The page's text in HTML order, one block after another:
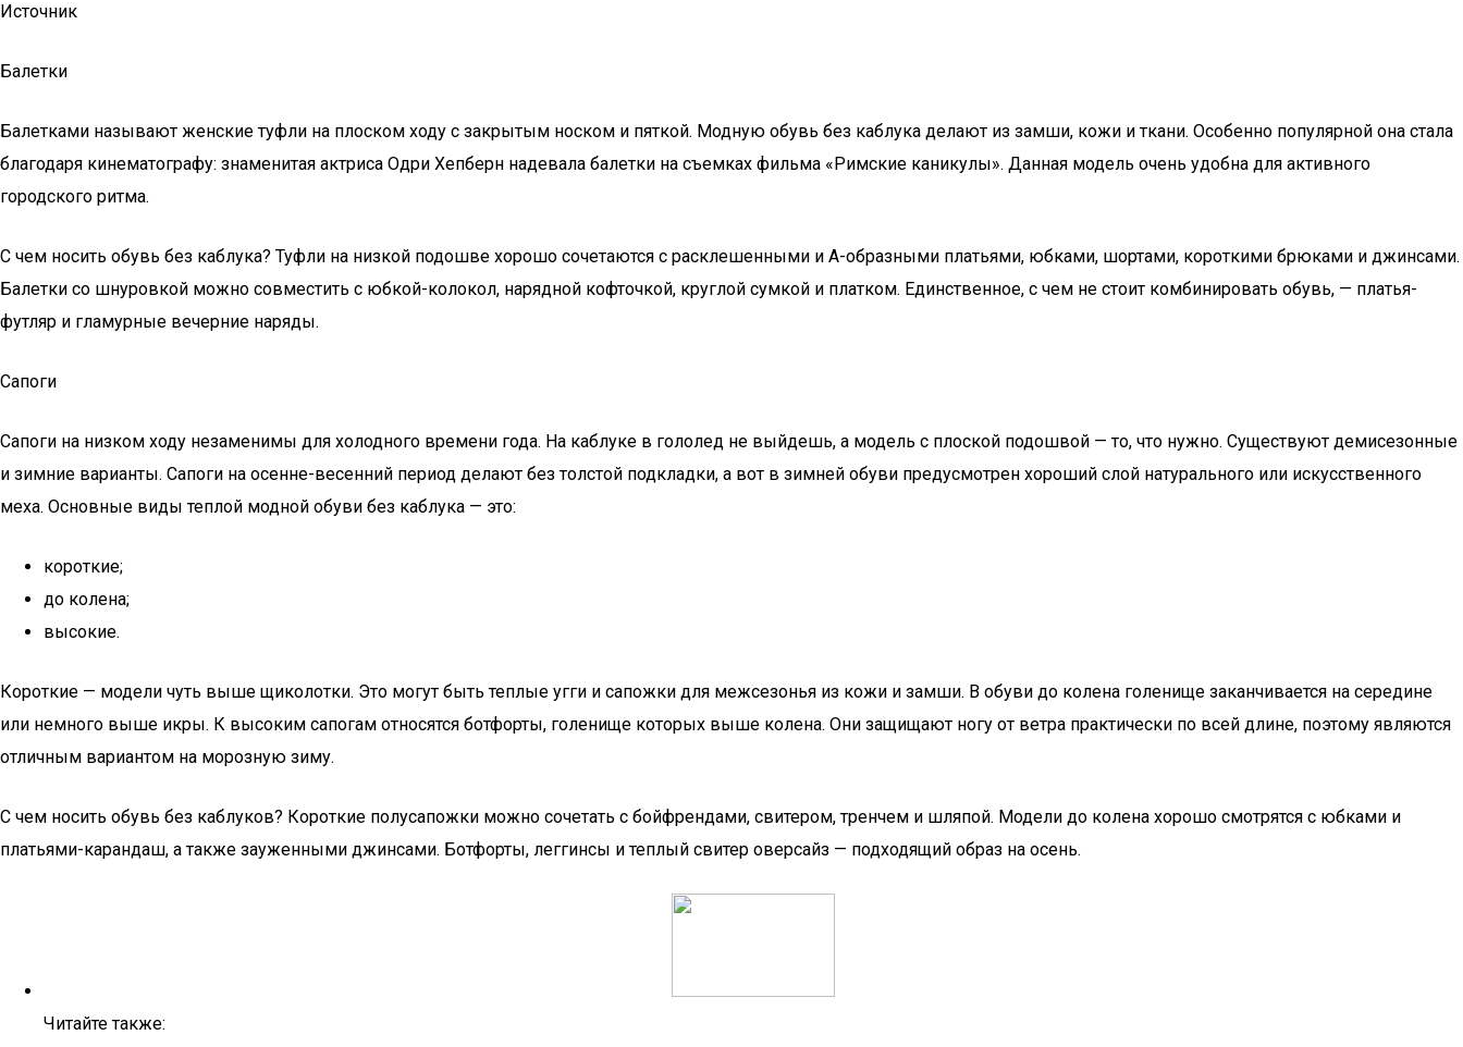
Источник
Балетки
Балетками называют женские туфли на плоском ходу с закрытым носком и пяткой. Модную обувь без каблука делают из замши, кожи и ткани. Особенно популярной она стала
благодаря кинематографу: знаменитая актриса Одри Хепберн надевала балетки на съемках фильма «Римские каникулы». Данная модель очень удобна для активного
городского ритма.
С чем носить обувь без каблука? Туфли на низкой подошве хорошо сочетаются с расклешенными и А-образными платьями, юбками, шортами, короткими брюками и джинсами.
Балетки со шнуровкой можно совместить с юбкой-колокол, нарядной кофточкой, круглой сумкой и платком. Единственное, с чем не стоит комбинировать обувь, — платья-
футляр и гламурные вечерние наряды.
Сапоги
Сапоги на низком ходу незаменимы для холодного времени года. На каблуке в гололед не выйдешь, а модель с плоской подошвой — то, что нужно. Существуют демисезонные
и зимние варианты. Сапоги на осенне-весенний период делают без толстой подкладки, а вот в зимней обуви предусмотрен хороший слой натурального или искусственного
меха. Основные виды теплой модной обуви без каблука — это:
короткие;
до колена;
высокие.
Короткие — модели чуть выше щиколотки. Это могут быть теплые угги и сапожки для межсезонья из кожи и замши. В обуви до колена голенище заканчивается на середине
или немного выше икры. К высоким сапогам относятся ботфорты, голенище которых выше колена. Они защищают ногу от ветра практически по всей длине, поэтому являются
отличным вариантом на морозную зиму.
С чем носить обувь без каблуков? Короткие полусапожки можно сочетать с бойфрендами, свитером, тренчем и шляпой. Модели до колена хорошо смотрятся с юбками и
платьями-карандаш, а также зауженными джинсами. Ботфорты, леггинсы и теплый свитер оверсайз — подходящий образ на осень.
Читайте также: